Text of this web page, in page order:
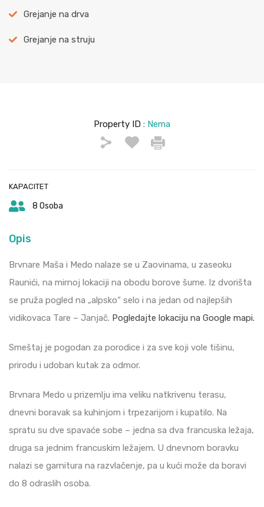
Grejanje na drva
Grejanje na struju
Property ID : Nema
KAPACITET
8 Osoba
Opis
Brvnare Maša i Medo nalaze se u Zaovinama, u zaseoku
Raunići, na mirnoj lokaciji na obodu borove šume. Iz dvorišta
se pruža pogled na „alpsko“ selo i na jedan od najlepših
vidikovaca Tare – Janjač. Pogledajte lokaciju na Google mapi.
Smeštaj je pogodan za porodice i za sve koji vole tišinu,
prirodu i udoban kutak za odmor.
Brvnara Medo u prizemlju ima veliku natkrivenu terasu,
dnevni boravak sa kuhinjom i trpezarijom i kupatilo. Na
spratu su dve spavaće sobe – jedna sa dva francuska ležaja,
druga sa jednim francuskim ležajem. U dnevnom boravku
nalazi se garnitura na razvlačenje, pa u kući može da boravi
do 8 odraslih osoba.